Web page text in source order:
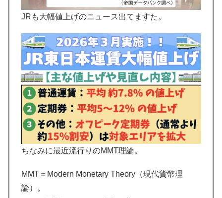
JRも大幅値上げのニュース出てますた。
ちなみに最近流行りのMMT理論。
MMT＝Modern Monetary Theory（現代貨幣理
論）。